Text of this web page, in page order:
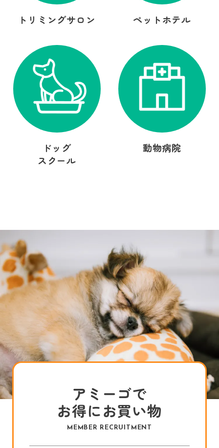
トリミングサロン ペットホテル
ドッグ
スクール
動物病院
アミーゴで
お得にお買い物
MEMBER RECRUITMENT